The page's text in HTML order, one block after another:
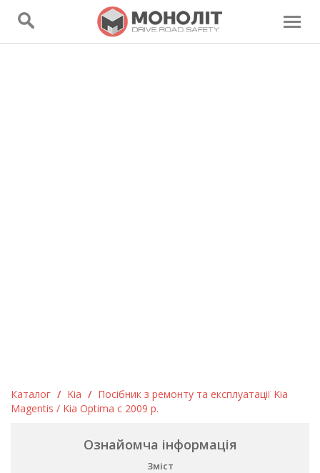
Каталог / Kia / Посібник з ремонту та експлуатації Kia
Magentis / Kia Optima c 2009 р.
Ознайомча інформація
Зміст